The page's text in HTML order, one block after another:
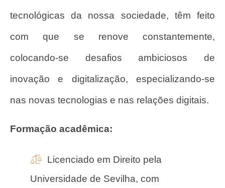
tecnológicas da nossa sociedade, têm feito
com que se renove constantemente,
colocando-se desafios ambiciosos de
inovação e digitalização, especializando-se
nas novas tecnologias e nas relações digitais.
Formação acadêmica:
Licenciado em Direito pela
Universidade de Sevilha, com